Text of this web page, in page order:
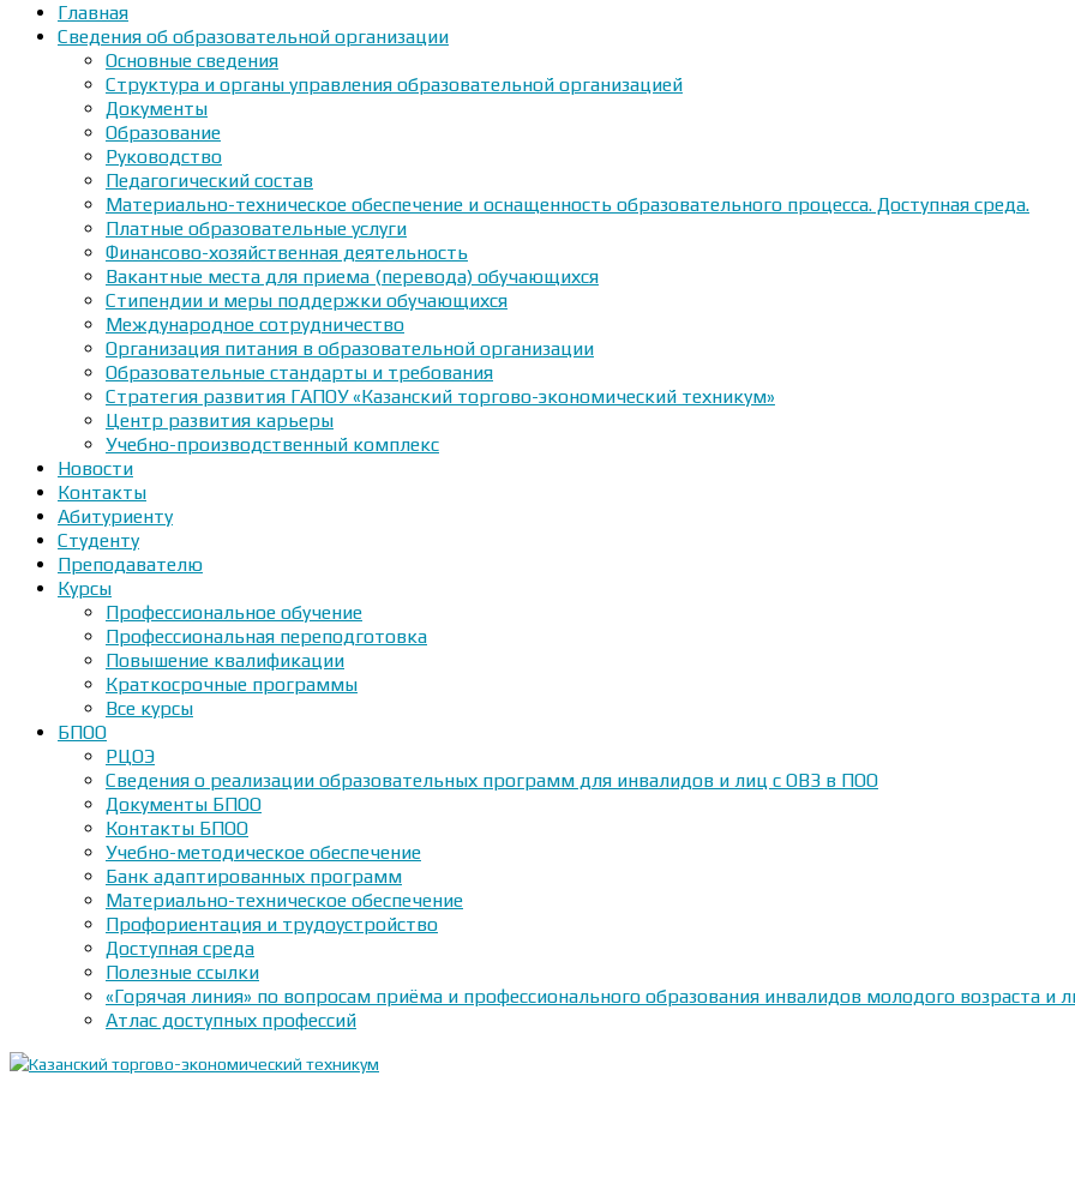
Главная
Сведения об образовательной организации
Основные сведения
Структура и органы управления образовательной организацией
Документы
Образование
Руководство
Педагогический состав
Материально-техническое обеспечение и оснащенность образовательного процесса. Доступная среда.
Платные образовательные услуги
Финансово-хозяйственная деятельность
Вакантные места для приема (перевода) обучающихся
Стипендии и меры поддержки обучающихся
Международное сотрудничество
Организация питания в образовательной организации
Образовательные стандарты и требования
Стратегия развития ГАПОУ «Казанский торгово-экономический техникум»
Центр развития карьеры
Учебно-производственный комплекс
Новости
Контакты
Абитуриенту
Студенту
Преподавателю
Курсы
Профессиональное обучение
Профессиональная переподготовка
Повышение квалификации
Краткосрочные программы
Все курсы
БПОО
РЦОЭ
Сведения о реализации образовательных программ для инвалидов и лиц с ОВЗ в ПОО
Документы БПОО
Контакты БПОО
Учебно-методическое обеспечение
Банк адаптированных программ
Материально-техническое обеспечение
Профориентация и трудоустройство
Доступная среда
Полезные ссылки
«Горячая линия» по вопросам приёма и профессионального образования инвалидов молодого возраста
Атлас доступных профессий